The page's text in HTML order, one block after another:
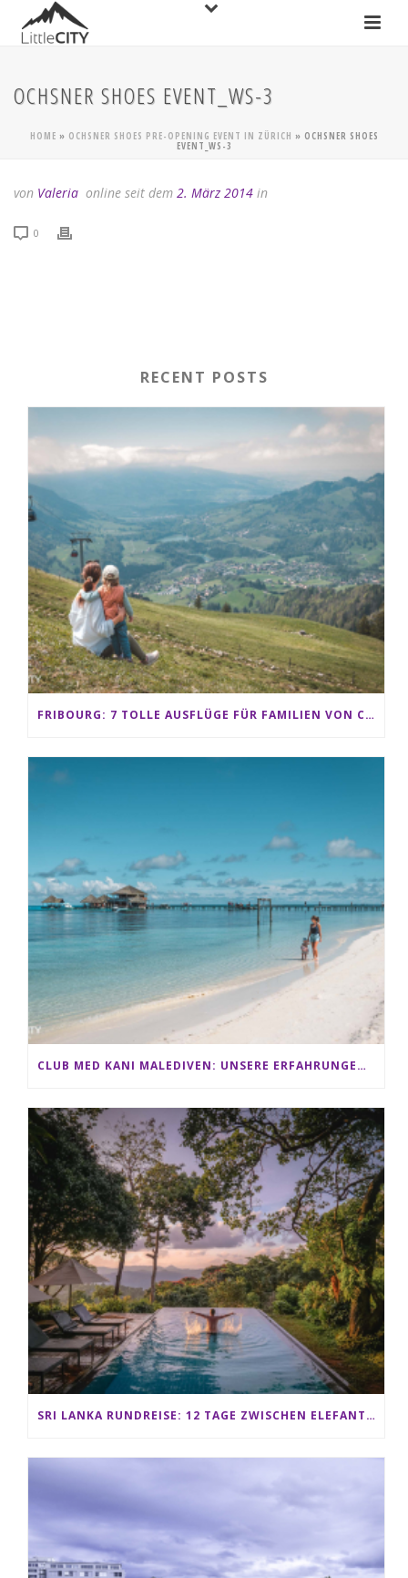
OCHSNER SHOES EVENT_WS-3
HOME » OCHSNER SHOES PRE-OPENING EVENT IN ZÜRICH » OCHSNER SHOES
EVENT_WS-3
von Valeria online seit dem 2. März 2014 in
0
RECENT POSTS
FRIBOURG: 7 TOLLE AUSFLÜGE FÜR FAMILIEN VON CHARMEY BIS LES PACCOTS
CLUB MED KANI MALEDIVEN: UNSERE ERFAHRUNGEN IM ALL-INCLUSIVE PARADIES
SRI LANKA RUNDREISE: 12 TAGE ZWISCHEN ELEFANTEN, TEEPLANTAGEN & STRAND ALS FAMILIE